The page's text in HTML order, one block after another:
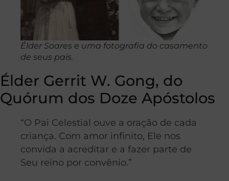
Élder Soares e uma fotografia do casamento
de seus pais.
Élder Gerrit W. Gong, do
Quórum dos Doze Apóstolos
“O Pai Celestial ouve a oração de cada
criança. Com amor infinito, Ele nos
convida a acreditar e a fazer parte de
Seu reino por convênio.”